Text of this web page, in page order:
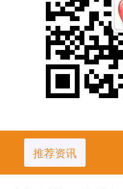
推荐资讯